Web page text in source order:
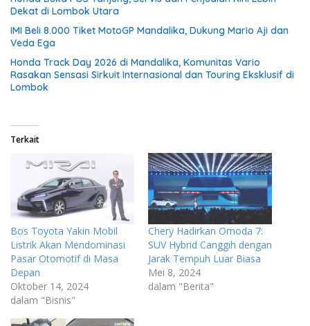
Dekat di Lombok Utara
IMI Beli 8.000 Tiket MotoGP Mandalika, Dukung Mario Aji dan
Veda Ega
Honda Track Day 2026 di Mandalika, Komunitas Vario
Rasakan Sensasi Sirkuit Internasional dan Touring Eksklusif di
Lombok
Terkait
Bos Toyota Yakin Mobil
Listrik Akan Mendominasi
Pasar Otomotif di Masa
Depan
Oktober 14, 2024
dalam "Bisnis"
Chery Hadirkan Omoda 7:
SUV Hybrid Canggih dengan
Jarak Tempuh Luar Biasa
Mei 8, 2024
dalam "Berita"